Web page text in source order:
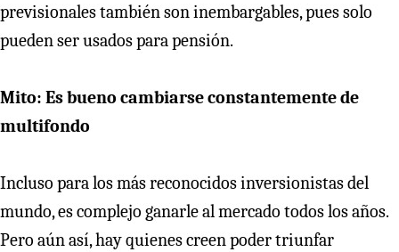
previsionales también son inembargables, pues solo
pueden ser usados para pensión.
Mito: Es bueno cambiarse constantemente de
multifondo
Incluso para los más reconocidos inversionistas del
mundo, es complejo ganarle al mercado todos los años.
Pero aún así, hay quienes creen poder triunfar